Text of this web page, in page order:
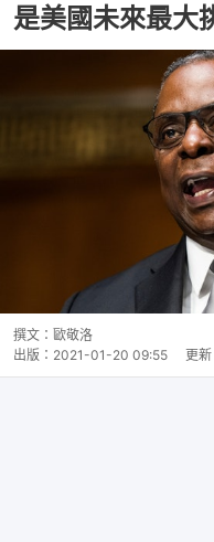
是美國未來最大
撰文： 歐敬洛
出版： 2021-01-20 09:55 更新